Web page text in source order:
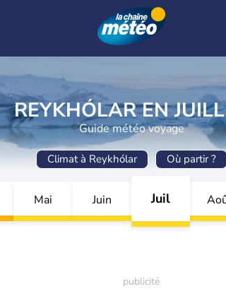
REYKHÓLAR EN
Guide météo voyage
Climat à Reykhólar Où partir ?
Mai Juin Juil